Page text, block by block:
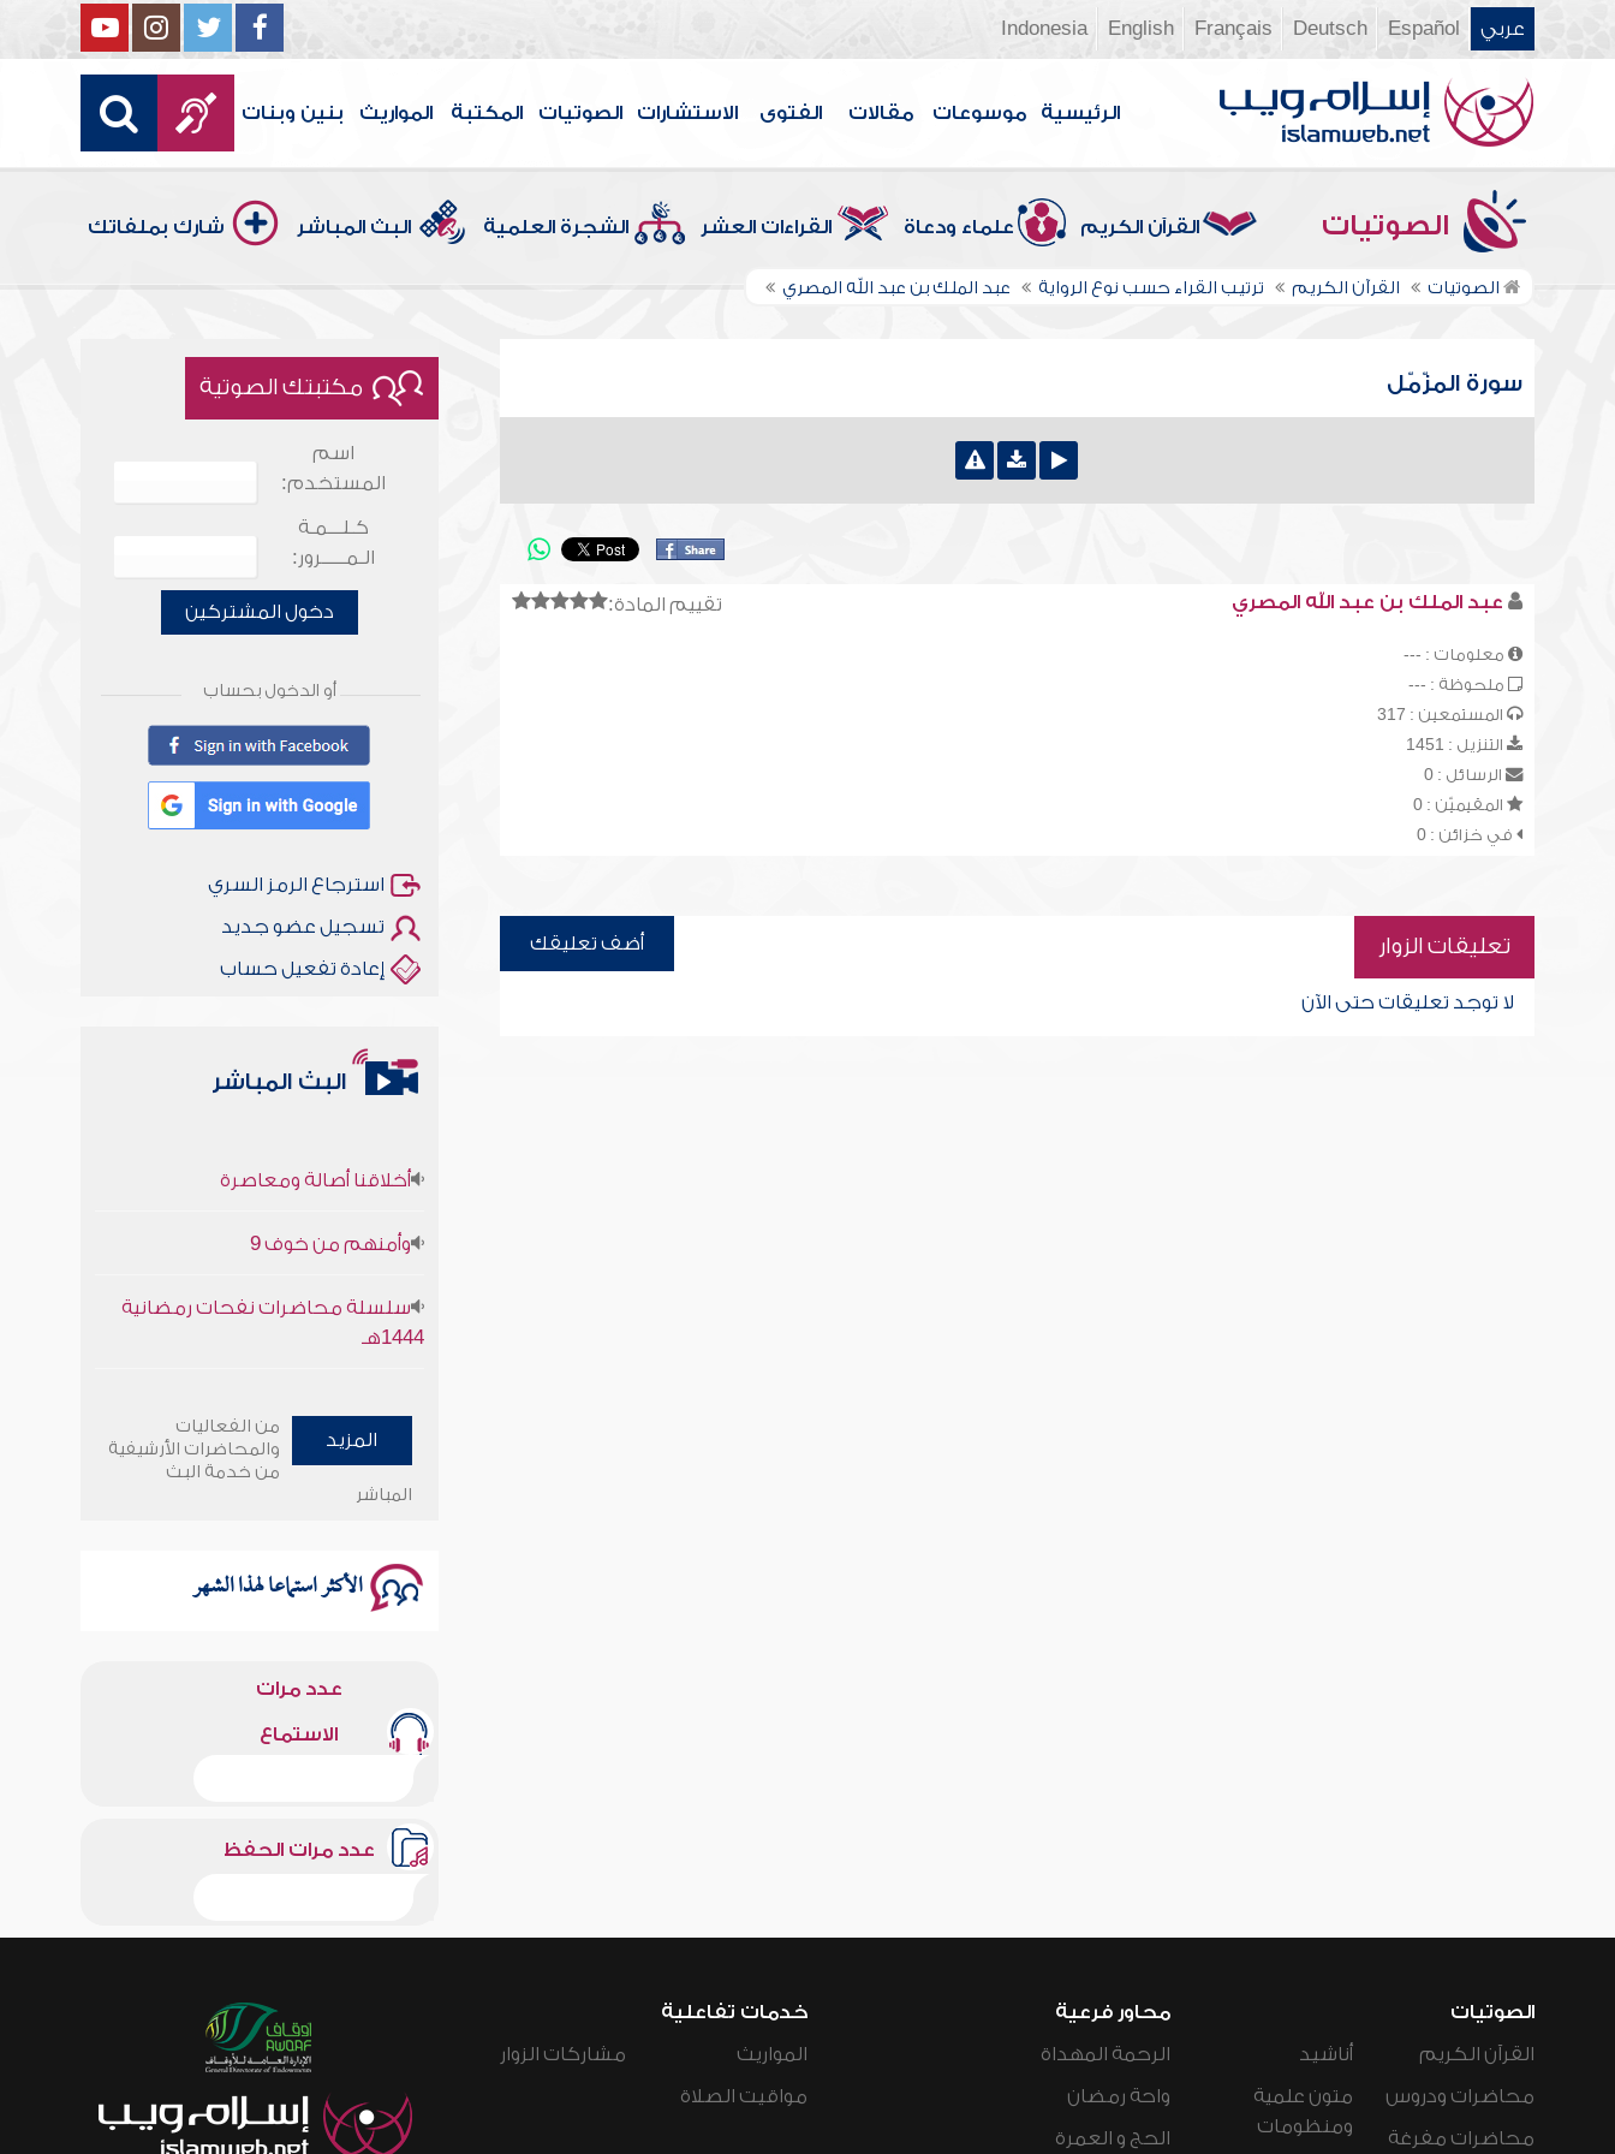
عربي Español
Deutsch
Français
English
Indonesia
الرئيسية موسوعات مقالات الفتوى الاستشارات الصوتيات المكتبة المواريث بنين وبنات
الصوتيات القرآن الكريم علماء ودعاة القراءات العشر الشجرة العلمية البث المباشر شارك بملفاتك
الصوتيات القرآن الكريم ترتيب القراء حسب نوع الرواية عبد الملك بن عبد الله المصري
سورة المزّمّل
تقييم المادة: عبد الملك بن عبد الله المصري
معلومات : ---
ملحوظة : ---
المستمعين : 317
التنزيل : 1451
الرسائل : 0
المقيميّن : 0
في خزائن : 0
تعليقات الزوار أضف تعليقك
لا توجد تعليقات حتى الآن
مكتبتك الصوتية
اسم
المستخدم:
كـلـــمـة
الـمـــــرور:
دخول المشتركين
أو الدخول بحساب
استرجاع الرمز السري
تسجيل عضو جديد
إعادة تفعيل حساب
البث المباشر
1444هـ
وأمنهم من خوف 9
المزيد
من الفعاليات
والمحاضرات الأرشيفية
من خدمة البث
المباشر
الأكثر استماعا لهذا الشهر
عدد مرات
الاستماع
عدد مرات الحفظ
الصوتيات
القرآن الكريم
محاضرات ودروس
محاضرات مفرغة
أناشيد
متون علمية
ومنظومات
محاور فرعية
الرحمة المهداة
واحة رمضان
الحج و العمرة
خدمات تفاعلية
المواريث
مواقيت الصلاة
مشاركات الزوار